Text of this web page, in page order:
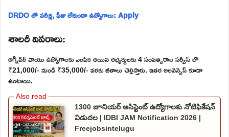
DRDO లో పరీక్ష, ఫీజు లేకుండా ఉద్యోగాలు: Apply
శాలరీ వివరాలు:
అగ్నివీర్ వాయు ఉద్యోగాలకు ఎంపిక అయిన అభ్యర్థులకు 4 సంవత్సరాల సర్వీస్ లో
₹21,000/- నుండి ₹35,000/- వరకు జీతాలు చెల్లిస్తారు. ఇతర అలవెన్సెస్ కూడా
ఉంటాయి.
1300 జూనియర్ అసిస్టెంట్ ఉద్యోగాలకు నోటిఫికేషన్
విడుదల | IDBI JAM Notification 2026 |
Freejobsintelugu